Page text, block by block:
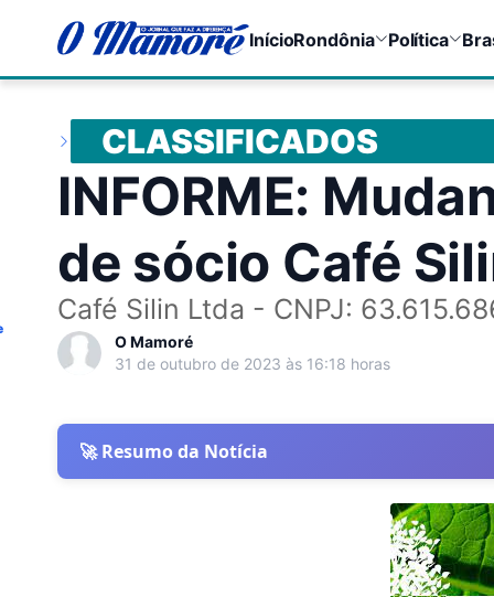
InícioRondônia Política
CLASSIFICADOS
INFORME:
de sócio Café
Café Silin Ltda - CNPJ:
O Mamoré
31 de outubro de 2023 às 16:18 horas
🚀 Resumo da Notícia